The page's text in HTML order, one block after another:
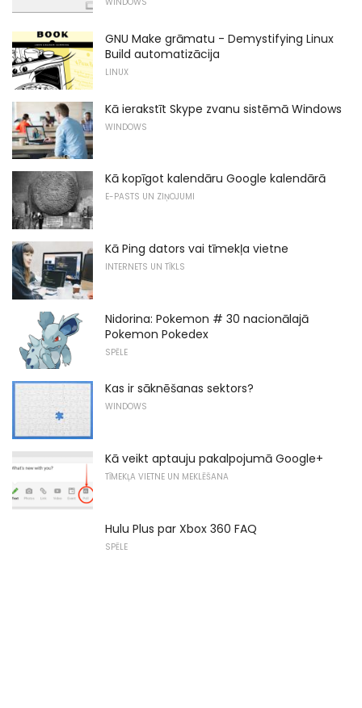
GNU Make grāmatu - Demystifying Linux
Build automatizācija
LINUX
Kā ierakstīt Skype zvanu sistēmā Windows
WINDOWS
Kā kopīgot kalendāru Google kalendārā
E-PASTS UN ZIŅOJUMI
Kā Ping dators vai tīmekļa vietne
INTERNETS UN TĪKLS
Nidorina: Pokemon # 30 nacionālajā
Pokemon Pokedex
SPĒLE
Kas ir sāknēšanas sektors?
WINDOWS
Kā veikt aptauju pakalpojumā Google+
TĪMEKĻA VIETNE UN MEKLĒŠANA
Hulu Plus par Xbox 360 FAQ
SPĒLE